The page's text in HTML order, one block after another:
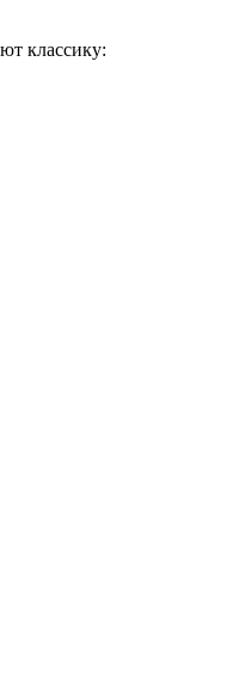
классику: